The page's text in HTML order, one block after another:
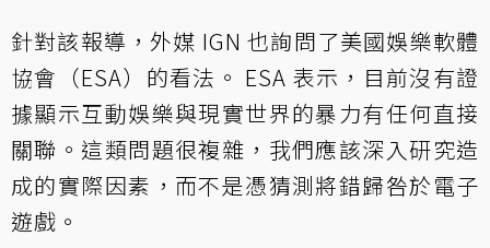
針對該報導，外媒 IGN 也詢問了美國娛樂軟體
協會（ESA）的看法。 ESA 表示，目前沒有證
據顯示互動娛樂與現實世界的暴力有任何直接
關聯。這類問題很複雜，我們應該深入研究造
成的實際因素，而不是憑猜測將錯歸咎於電子
遊戲。